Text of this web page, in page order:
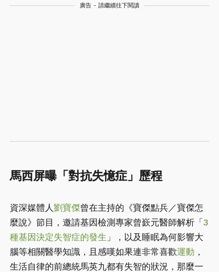
廣告 - 請繼續往下閱讀
馬西屏曝「對抗失憶症」歷程
資深媒體人劉寶傑曾在主持的《寶傑點兵／寶傑怎
麼說》節目，邀請基因檢測專家曾嶔元醫師解析「3
種基因決定失智症的發生 」，以及睡眠為何影響大
腦等相關醫學知識，且感嘆如果連非常喜歡運動 ，
生活自律的前總統馬英九都有失智的狀況，那麼一